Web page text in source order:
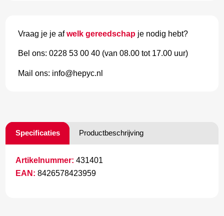
Vraag je je afwelk gereedschap je nodig hebt?
Bel ons: 0228 53 00 40 (van 08.00 tot 17.00 uur)
Mail ons: info@hepyc.nl
Specificaties Productbeschrijving
Artikelnummer: 431401
EAN: 8426578423959